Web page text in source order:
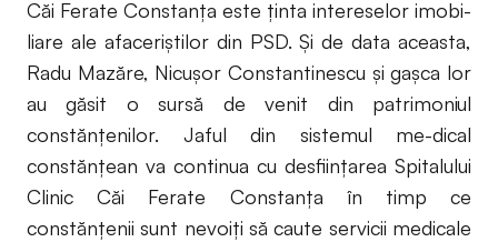
Căi Ferate Constanţa este ţinta intereselor imobi-
liare ale afaceriştilor din PSD. Şi de data aceasta,
Radu Mazăre, Nicuşor Constantinescu şi gaşca lor
au găsit o sursă de venit din patrimoniul
constănţenilor. Jaful din sistemul me-dical
constănţean va continua cu desfiinţarea Spitalului
Clinic Căi Ferate Constanţa în timp ce
constănţenii sunt nevoiţi să caute servicii medicale